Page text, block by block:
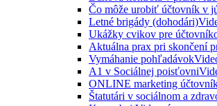
Čo môže urobiť účtovník v
Letné brigády (dohodári)
Ukážky cvikov pre
Aktuálna prax pri skončení
Vymáhanie pohľadávok
A1 v Sociálnej poisťovni
ONLINE marketing
Štatutári v sociálnom a